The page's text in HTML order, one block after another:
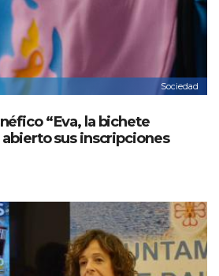
Sociedad
“Eva, la bichete
abierto sus inscripciones